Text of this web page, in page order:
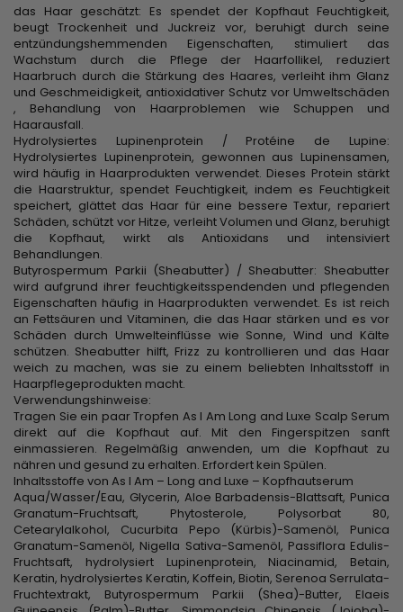
das Haar geschätzt: Es spendet der Kopfhaut Feuchtigkeit,
beugt Trockenheit und Juckreiz vor, beruhigt durch seine
entzündungshemmenden Eigenschaften, stimuliert das
Wachstum durch die Pflege der Haarfollikel, reduziert
Haarbruch durch die Stärkung des Haares, verleiht ihm Glanz
und Geschmeidigkeit, antioxidativer Schutz vor Umweltschäden
, Behandlung von Haarproblemen wie Schuppen und
Haarausfall.
Hydrolysiertes Lupinenprotein / Protéine de Lupine:
Hydrolysiertes Lupinenprotein, gewonnen aus Lupinensamen,
wird häufig in Haarprodukten verwendet. Dieses Protein stärkt
die Haarstruktur, spendet Feuchtigkeit, indem es Feuchtigkeit
speichert, glättet das Haar für eine bessere Textur, repariert
Schäden, schützt vor Hitze, verleiht Volumen und Glanz, beruhigt
die Kopfhaut, wirkt als Antioxidans und intensiviert
Behandlungen.
Butyrospermum Parkii (Sheabutter) / Sheabutter: Sheabutter
wird aufgrund ihrer feuchtigkeitsspendenden und pflegenden
Eigenschaften häufig in Haarprodukten verwendet. Es ist reich
an Fettsäuren und Vitaminen, die das Haar stärken und es vor
Schäden durch Umwelteinflüsse wie Sonne, Wind und Kälte
schützen. Sheabutter hilft, Frizz zu kontrollieren und das Haar
weich zu machen, was sie zu einem beliebten Inhaltsstoff in
Haarpflegeprodukten macht.
Verwendungshinweise:
Tragen Sie ein paar Tropfen As I Am Long and Luxe Scalp Serum
direkt auf die Kopfhaut auf. Mit den Fingerspitzen sanft
einmassieren. Regelmäßig anwenden, um die Kopfhaut zu
nähren und gesund zu erhalten. Erfordert kein Spülen.
Inhaltsstoffe von As I Am – Long and Luxe – Kopfhautserum
Aqua/Wasser/Eau, Glycerin, Aloe Barbadensis-Blattsaft, Punica
Granatum-Fruchtsaft, Phytosterole, Polysorbat 80,
Cetearylalkohol, Cucurbita Pepo (Kürbis)-Samenöl, Punica
Granatum-Samenöl, Nigella Sativa-Samenöl, Passiflora Edulis-
Fruchtsaft, hydrolysiert Lupinenprotein, Niacinamid, Betain,
Keratin, hydrolysiertes Keratin, Koffein, Biotin, Serenoa Serrulata-
Fruchtextrakt, Butyrospermum Parkii (Shea)-Butter, Elaeis